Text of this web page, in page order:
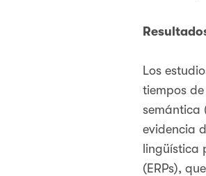
Los
tiempos
semántica
evidencia
lingüística
(ERPs),